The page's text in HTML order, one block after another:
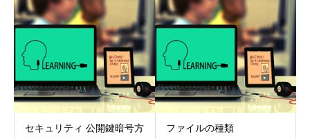
セキュリティ 公開鍵暗号方
ファイルの種類